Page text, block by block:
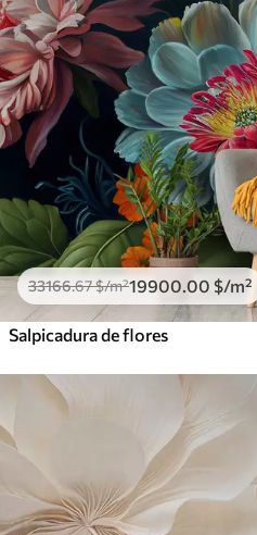
33166.67$/m²19900.00 $/m²
Salpicadura de flores